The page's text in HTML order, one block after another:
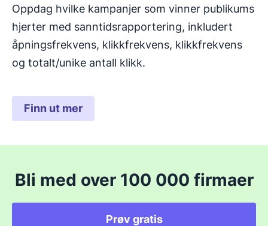
Oppdag hvilke kampanjer som vinner publikums
hjerter med sanntidsrapportering, inkludert
åpningsfrekvens, klikkfrekvens, klikkfrekvens
og totalt/unike antall klikk.
Finn ut mer
Bli med over 100 000 firmaer
Prøv gratis